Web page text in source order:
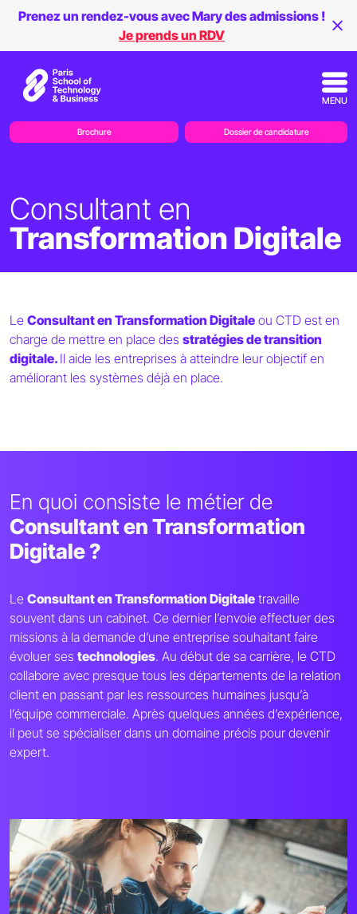
Consultant en
Transformation Digitale
Le Consultant en Transformation Digitale ou CTD est en
charge de mettre en place des stratégies de transition
digitale. Il aide les entreprises à atteindre leur objectif en
améliorant les systèmes déjà en place.
En quoi consiste le métier de
Consultant en Transformation
Digitale ?
Le Consultant en Transformation Digitale travaille
souvent dans un cabinet. Ce dernier l’envoie effectuer des
missions à la demande d’une entreprise souhaitant faire
évoluer ses technologies. Au début de sa carrière, le CTD
collabore avec presque tous les départements de la relation
client en passant par les ressources humaines jusqu’à
l’équipe commerciale. Après quelques années d’expérience,
il peut se spécialiser dans un domaine précis pour devenir
expert.
Prenez un rendez-vous avec Mary des admissions !
Je prends un RDV
MENU
Brochure Dossier de candidature